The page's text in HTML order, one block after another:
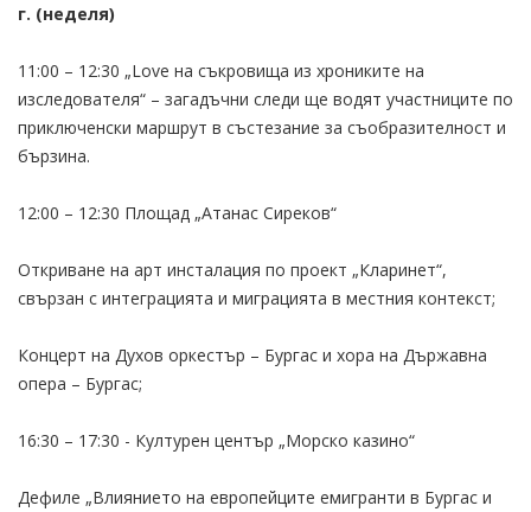
г. (неделя)
11:00 – 12:30 „Love на съкровища из хрониките на
изследователя“ – загадъчни следи ще водят участниците по
приключенски маршрут в състезание за съобразителност и
бързина.
12:00 – 12:30 Площад „Атанас Сиреков“
Откриване на арт инсталация по проект „Кларинет“,
свързан с интеграцията и миграцията в местния контекст;
Концерт на Духов оркестър – Бургас и хора на Държавна
опера – Бургас;
16:30 – 17:30 - Културен център „Морско казино“
Дефиле „Влиянието на европейците емигранти в Бургас и